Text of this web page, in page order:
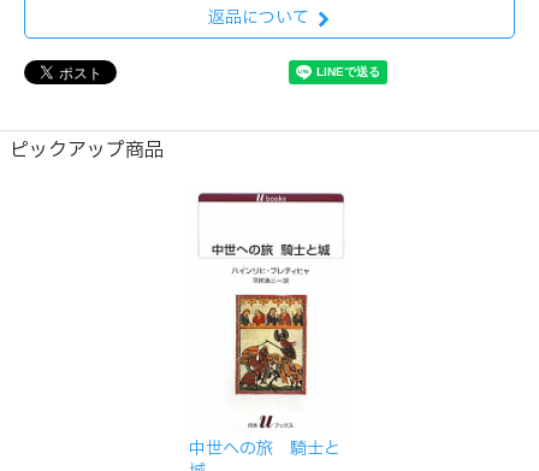
返品について
ピックアップ商品
中世への旅 騎士と